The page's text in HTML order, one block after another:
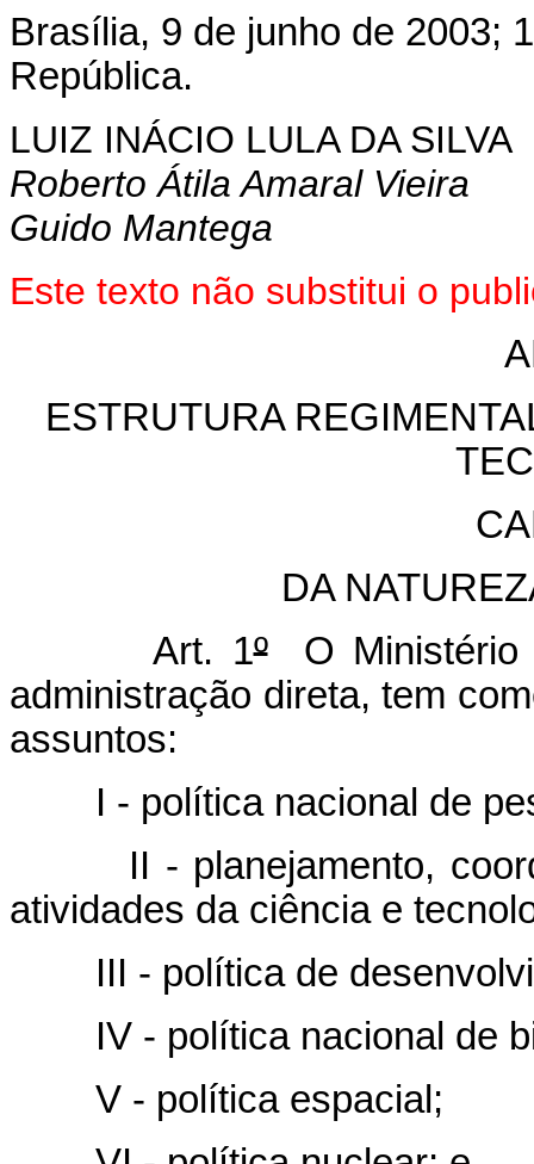
Brasília, 9 de junho de 2003;
República.
LUIZ INÁCIO LULA DA SILVA
Roberto Átila Amaral Vieira
Guido Mantega
Este texto não substitui o
ESTRUTURA
DA
Art. 1ºO Ministério
administração direta, tem
assuntos:
I - política nacional de
II - planejamento,
atividades da ciência e
III - política de
IV - política nacional de
V - política espacial;